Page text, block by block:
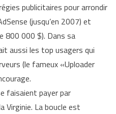
publicitaires pour arrondir
(jusqu’en 2007) et
800 000 $). Dans sa
aussi les top usagers qui
(le fameux «Uploader
faisaient payer par
Virginie. La boucle est